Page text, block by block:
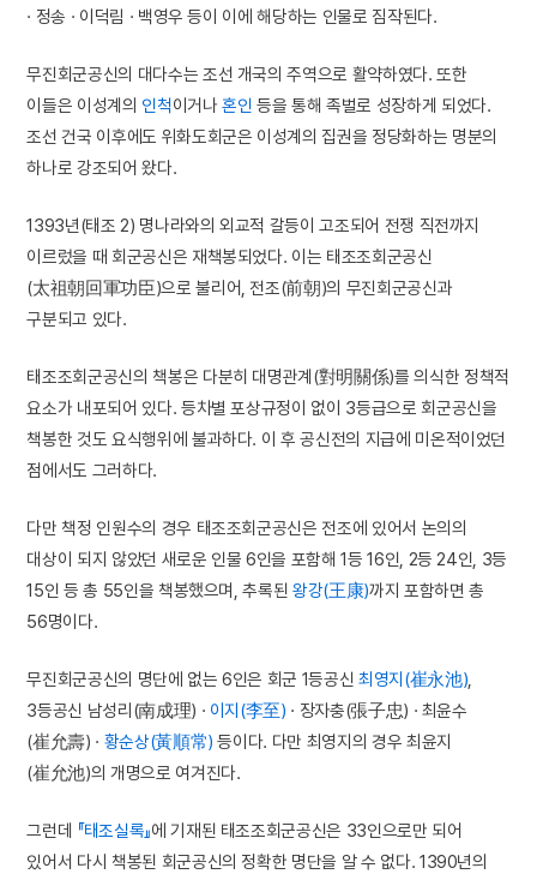
· 정송 · 이덕림 · 백영우 등이 이에 해당하는 인물로 짐작된다.
무진회군공신의 대다수는 조선 개국의 주역으로 활약하였다. 또한
이들은 이성계의 인척이거나혼인 등을 통해 족벌로 성장하게 되었다.
조선 건국 이후에도 위화도회군은 이성계의 집권을 정당화하는 명분의
하나로 강조되어 왔다.
1393년(태조 2) 명나라와의 외교적 갈등이 고조되어 전쟁 직전까지
이르렀을 때 회군공신은 재책봉되었다. 이는 태조조회군공신
(太祖朝回軍功臣)으로 불리어, 전조(前朝)의 무진회군공신과
구분되고 있다.
태조조회군공신의 책봉은 다분히 대명관계(對明關係)를 의식한 정책적
요소가 내포되어 있다. 등차별 포상규정이 없이 3등급으로 회군공신을
책봉한 것도 요식행위에 불과하다. 이 후 공신전의 지급에 미온적이었던
점에서도 그러하다.
다만 책정 인원수의 경우 태조조회군공신은 전조에 있어서 논의의
대상이 되지 않았던 새로운 인물 6인을 포함해 1등 16인, 2등 24인, 3등
15인 등 총 55인을 책봉했으며, 추록된왕강(王康)까지 포함하면 총
56명이다.
무진회군공신의 명단에 없는 6인은 회군 1등공신 최영지(崔永池)
3등공신 남성리(南成理) · 이지(李至) · 장자충(張子忠) · 최윤수
(崔允壽) · 황순상(黃順常) 등이다. 다만 최영지의 경우 최윤지
(崔允池)의 개명으로 여겨진다.
그런데 『태조실록』에 기재된 태조조회군공신은 33인으로만 되어
있어서 다시 책봉된 회군공신의 정확한 명단을 알 수 없다. 1390년의